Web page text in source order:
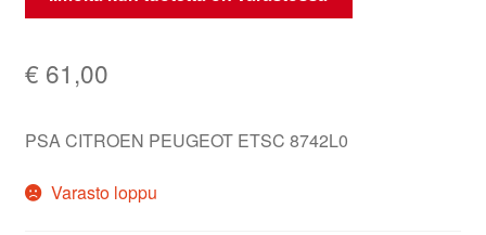
€ 61,00
PSA CITROEN PEUGEOT ETSC 8742L0
Varasto loppu